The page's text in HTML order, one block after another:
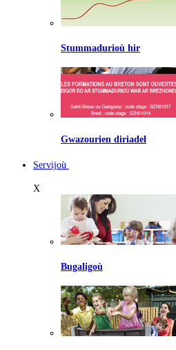
Stummadurioù hir
Gwazourien diriadel
Servijoù
X
Bugaligoù